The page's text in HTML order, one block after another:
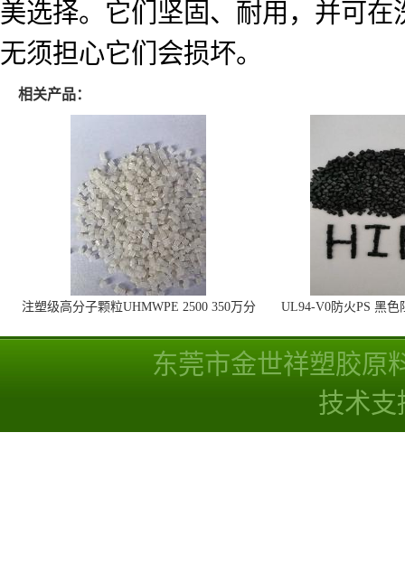
美选择。它们坚固、耐用，并可
无须担心它们会损坏。
相关产品：
注塑级高分子颗粒UHMWPE 2500 350万分
UL94-V0防火PS 黑
东莞市金世祥塑胶原
技术